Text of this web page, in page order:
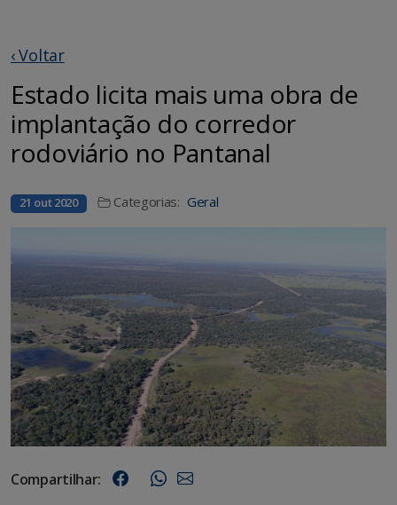
‹ Voltar
Estado licita mais uma obra de
implantação do corredor
rodoviário no Pantanal
21 out 2020 Categorias: Geral
Compartilhar: